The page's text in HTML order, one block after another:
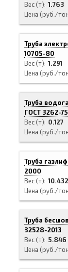
Вес (т) 1.763
Цена (руб./
Труба
10705-80
Вес (т) 1.291
Цена (руб./
Труба
ГОСТ 3262-75
Вес (т)
0.127
Цена (руб./
Труба
2000
Вес (т) 10.432
Цена (руб./
Труба
32528-2013
Вес (т) 5.846
Цена (руб./